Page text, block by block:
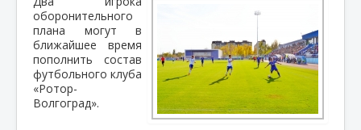
оборонительного
плана могут в
ближайшее время
пополнить состав
футбольного клуба
«Ротор-
Волгоград».